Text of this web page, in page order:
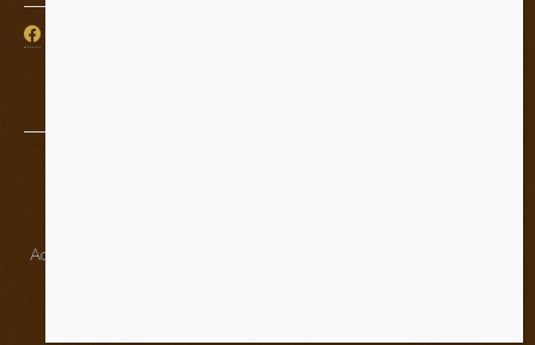
Accompagné par :